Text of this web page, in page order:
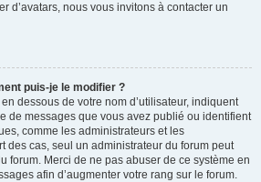
d’avatars, nous vous invitons à contacter un
puis-je le modifier ?
dessous de votre nom d’utilisateur, indiquent
de messages que vous avez publié ou identifient
comme les administrateurs et les
des cas, seul un administrateur du forum peut
forum. Merci de ne pas abuser de ce système en
afin d’augmenter votre rang sur le forum.